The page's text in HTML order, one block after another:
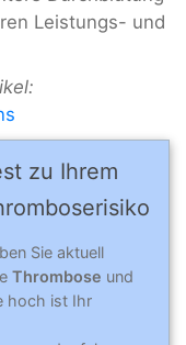
Leistungs- und
zu Ihrem
Sie aktuell
Thrombose und
hoch ist Ihr